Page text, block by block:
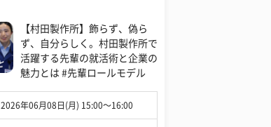
【村田製作所】飾らず、偽ら
ず、自分らしく。村田製作所で
活躍する先輩の就活術と企業の
魅力とは #先輩ロールモデル
2026年06月08日(月) 15:00〜16:00